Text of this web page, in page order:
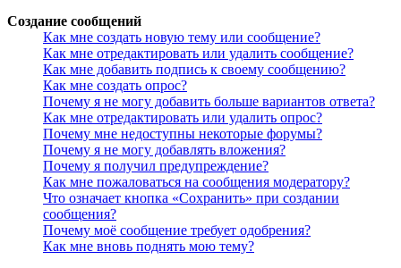
Создание сообщений
Как мне создать новую тему или сообщение?
Как мне отредактировать или удалить сообщение?
Как мне добавить подпись к своему сообщению?
Как мне создать опрос?
Почему я не могу добавить больше вариантов ответа?
Как мне отредактировать или удалить опрос?
Почему мне недоступны некоторые форумы?
Почему я не могу добавлять вложения?
Почему я получил предупреждение?
Как мне пожаловаться на сообщения модератору?
Что означает кнопка «Сохранить» при создании
сообщения?
Почему моё сообщение требует одобрения?
Как мне вновь поднять мою тему?